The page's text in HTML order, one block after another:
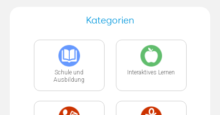
Kategorien
Schule und
Ausbildung
Interaktives Lernen